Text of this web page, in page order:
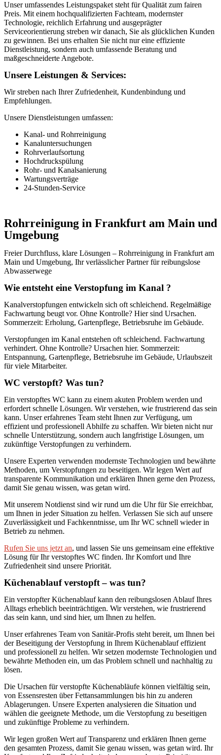
Unser umfassendes Leistungspaket steht für Qualität zum fairen
Preis. Mit einem hochqualifizierten Fachteam, modernster
Technologie, reichlich Erfahrung und ausgeprägter
Serviceorientierung streben wir danach, Sie als glücklichen Kunden
zu gewinnen. Bei uns erhalten Sie nicht nur eine effiziente
Dienstleistung, sondern auch umfassende Beratung und
maßgeschneiderte Angebote.
Unsere Leistungen & Services:
Wir streben nach Ihrer Zufriedenheit, Kundenbindung und
Empfehlungen.
Unsere Dienstleistungen umfassen:
Kanal- und Rohrreinigung
Kanaluntersuchungen
Rohrverlaufsortung
Hochdruckspülung
Rohr- und Kanalsanierung
Wartungsverträge
24-Stunden-Service
Rohrreinigung in Frankfurt am Main und
Umgebung
Freier Durchfluss, klare Lösungen – Rohrreinigung in Frankfurt am
Main und Umgebung, Ihr verlässlicher Partner für reibungslose
Abwasserwege
Wie entsteht eine Verstopfung im Kanal ?
Kanalverstopfungen entwickeln sich oft schleichend. Regelmäßige
Fachwartung beugt vor. Ohne Kontrolle? Hier sind Ursachen.
Sommerzeit: Erholung, Gartenpflege, Betriebsruhe im Gebäude.
Verstopfungen im Kanal entstehen oft schleichend. Fachwartung
verhindert. Ohne Kontrolle? Ursachen hier. Sommerzeit:
Entspannung, Gartenpflege, Betriebsruhe im Gebäude, Urlaubszeit
für viele Mitarbeiter.
WC verstopft? Was tun?
Ein verstopftes WC kann zu einem akuten Problem werden und
erfordert schnelle Lösungen. Wir verstehen, wie frustrierend das sein
kann. Unser erfahrenes Team steht Ihnen zur Verfügung, um
effizient und professionell Abhilfe zu schaffen. Wir bieten nicht nur
schnelle Unterstützung, sondern auch langfristige Lösungen, um
zukünftige Verstopfungen zu verhindern.
Unsere Experten verwenden modernste Technologien und bewährte
Methoden, um Verstopfungen zu beseitigen. Wir legen Wert auf
transparente Kommunikation und erklären Ihnen gerne den Prozess,
damit Sie genau wissen, was getan wird.
Mit unserem Notdienst sind wir rund um die Uhr für Sie erreichbar,
um Ihnen in jeder Situation zu helfen. Verlassen Sie sich auf unsere
Zuverlässigkeit und Fachkenntnisse, um Ihr WC schnell wieder in
Betrieb zu nehmen.
Rufen Sie uns jetzt an, und lassen Sie uns gemeinsam eine effektive
Lösung für Ihr verstopftes WC finden. Ihr Komfort und Ihre
Zufriedenheit sind unsere Priorität.
Küchenablauf verstopft – was tun?
Ein verstopfter Küchenablauf kann den reibungslosen Ablauf Ihres
Alltags erheblich beeinträchtigen. Wir verstehen, wie frustrierend
das sein kann, und sind hier, um Ihnen zu helfen.
Unser erfahrenes Team von Sanitär-Profis steht bereit, um Ihnen bei
der Beseitigung der Verstopfung in Ihrem Küchenablauf effizient
und professionell zu helfen. Wir setzen modernste Technologien und
bewährte Methoden ein, um das Problem schnell und nachhaltig zu
lösen.
Die Ursachen für verstopfte Küchenabläufe können vielfältig sein,
von Essensresten über Fettansammlungen bis hin zu anderen
Ablagerungen. Unsere Experten analysieren die Situation und
wählen die geeignete Methode, um die Verstopfung zu beseitigen
und zukünftige Probleme zu verhindern.
Wir legen großen Wert auf Transparenz und erklären Ihnen gerne
den gesamten Prozess, damit Sie genau wissen, was getan wird. Ihr